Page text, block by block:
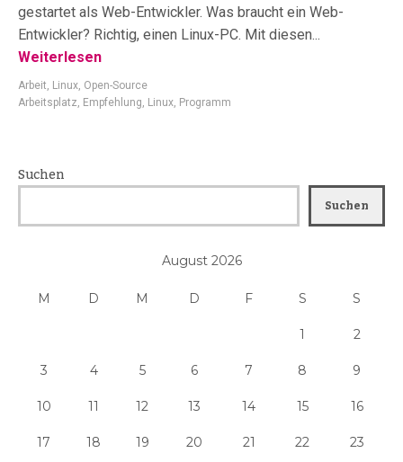
gestartet als Web-Entwickler. Was braucht ein Web-
Entwickler? Richtig, einen Linux-PC. Mit diesen...
Weiterlesen
Arbeit, Linux, Open-Source
Arbeitsplatz, Empfehlung, Linux, Programm
Suchen
Suchen
August 2026
M D M D F S S
1 2
3 4 5 6 7 8 9
10 11 12 13 14 15 16
17 18 19 20 21 22 23